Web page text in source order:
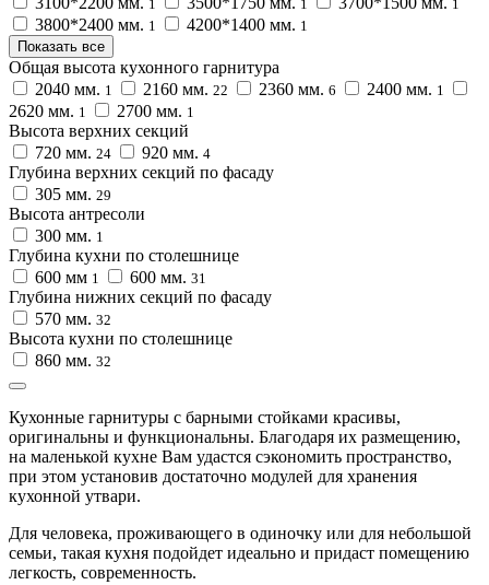
1 1 1
3800*2400 мм. 1 4200*1400 мм. 1
Показать все
Общая высота кухонного гарнитура
2040 мм. 1 2160 мм. 22 2360 мм. 6 2400 мм. 1
2620 мм. 1 2700 мм. 1
Высота верхних секций
720 мм. 24 920 мм. 4
Глубина верхних секций по фасаду
305 мм. 29
Высота антресоли
300 мм. 1
Глубина кухни по столешнице
600 мм 1 600 мм. 31
Глубина нижних секций по фасаду
570 мм. 32
Высота кухни по столешнице
860 мм. 32
Кухонные гарнитуры с барными стойками красивы,
оригинальны и функциональны. Благодаря их размещению,
на маленькой кухне Вам удастся сэкономить пространство,
при этом установив достаточно модулей для хранения
кухонной утвари.
Для человека, проживающего в одиночку или для небольшой
семьи, такая кухня подойдет идеально и придаст помещению
легкость, современность.